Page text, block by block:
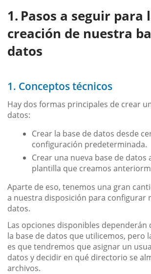
Pasos a seguir para
creación de nuestra
datos
1. Conceptos técnicos
Hay dos formas principales de crear
datos:
Crear la base de datos desde
configuración predeterminada.
Crear una nueva base de datos
plantilla que creamos
Aparte de eso, tenemos una gran
a nuestra disposición para configurar
datos.
Las opciones disponibles dependerán
la base de datos que utilicemos, pero
es que tendremos que asignar un
datos y decidir en qué directorio se
archivos.